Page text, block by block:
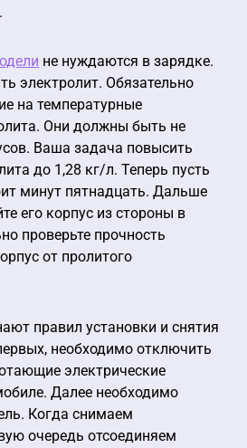
не нуждаются в зарядке.
электролит. Обязательно
на температурные
Они должны быть не
Ваша задача повысить
до 1,28 кг/л. Теперь пусть
минут пятнадцать. Дальше
его корпус из стороны в
проверьте прочность
от пролитого
правил установки и снятия
необходимо отключить
электрические
Далее необходимо
Когда снимаем
очередь отсоединяем